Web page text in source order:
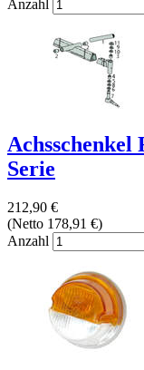
Anzahl
Serie
212,90 €
(Netto 178,91 €)
Anzahl